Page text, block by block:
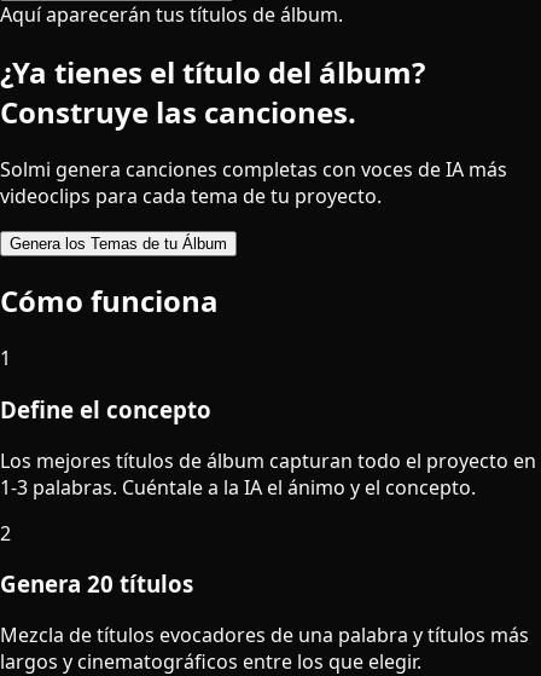
Aquí aparecerán tus títulos de álbum.
¿Ya tienes el título del álbum?
Construye las canciones.
Solmi genera canciones completas con voces de IA más
videoclips para cada tema de tu proyecto.
Genera los Temas de tu Álbum
Cómo funciona
1
Define el concepto
Los mejores títulos de álbum capturan todo el proyecto en
1-3 palabras. Cuéntale a la IA el ánimo y el concepto.
2
Genera 20 títulos
Mezcla de títulos evocadores de una palabra y títulos más
largos y cinematográficos entre los que elegir.